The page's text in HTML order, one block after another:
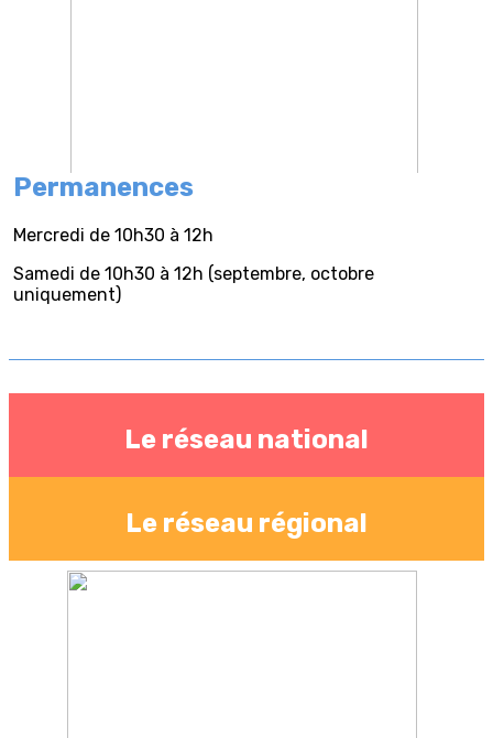
Permanences
Mercredi de 10h30 à 12h
Samedi de 10h30 à 12h (septembre, octobre
uniquement)
Le réseau national
Le réseau régional